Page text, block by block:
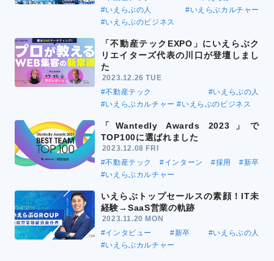
#いえらぶの人
#いえらぶカルチャー
#いえらぶのビジネス
「不動産テックEXPO」にいえらぶク
リエイターズ代表の川口が登壇しまし
た
2023.12.26 TUE
#不動産テック
#いえらぶの人
#いえらぶカルチャー #いえらぶのビジネス
「Wantedly Awards 2023」で
TOP100に選ばれました
2023.12.08 FRI
#不動産テック
#インターン #採用
#新卒
#いえらぶカルチャー
いえらぶトップセールスの素顔！IT未
経験→SaaS営業の軌跡
2023.11.20 MON
#インタビュー
#新卒
#いえらぶの人
#いえらぶカルチャー